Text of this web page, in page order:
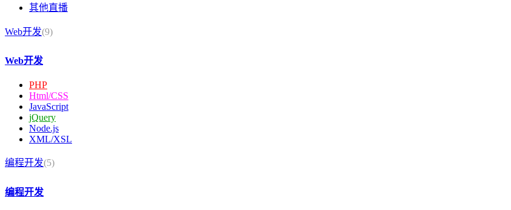
其他直播
Web开发(9)
Web开发
PHP
Html/CSS
JavaScript
jQuery
Node.js
XML/XSL
编程开发(5)
编程开发